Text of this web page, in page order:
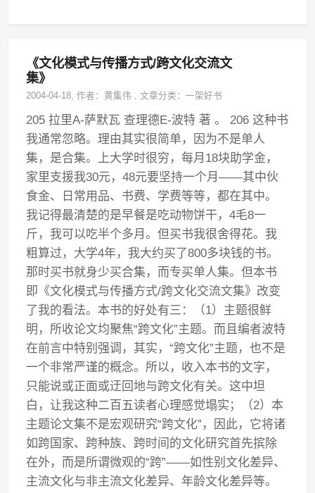
《文化模式与传播方式/跨文化交流文
集》
2004-04-18, 作者：黄集伟 ,文章分类：一架好书
205 拉里A-萨默瓦 查理德E-波特 著 。 206 这种书
我通常忽略。理由其实很简单，因为不是单人
集，是合集。上大学时很穷，每月18块助学金，
家里支援我30元，48元要坚持一个月——其中伙
食金、日常用品、书费、学费等等，都在其中。
我记得最清楚的是早餐是吃动物饼干，4毛8一
斤，我可以吃半个多月。但买书我很舍得花。我
粗算过，大学4年，我大约买了800多块钱的书。
那时买书就身少买合集，而专买单人集。但本书
即《文化模式与传播方式/跨文化交流文集》改变
了我的看法。本书的好处有三：（1）主题很鲜
明，所收论文均聚焦“跨文化”主题。而且编者波特
在前言中特别强调，其实，“跨文化”主题，也不是
一个非常严谨的概念。所以，收入本书的文字，
只能说或正面或迂回地与跨文化有关。这中坦
白，让我这种二百五读者心理感觉塌实；（2）本
主题论文集不是宏观研究“跨文化”，因此，它将诸
如跨国家、跨种族、跨时间的文化研究首先摈除
在外，而是所谓微观的“跨”——如性别文化差异、
主流文化与非主流文化差异、年龄文化差异等。